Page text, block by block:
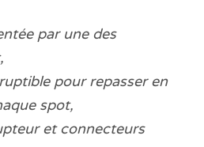
par une des
pour repasser en
spot,
et connecteurs